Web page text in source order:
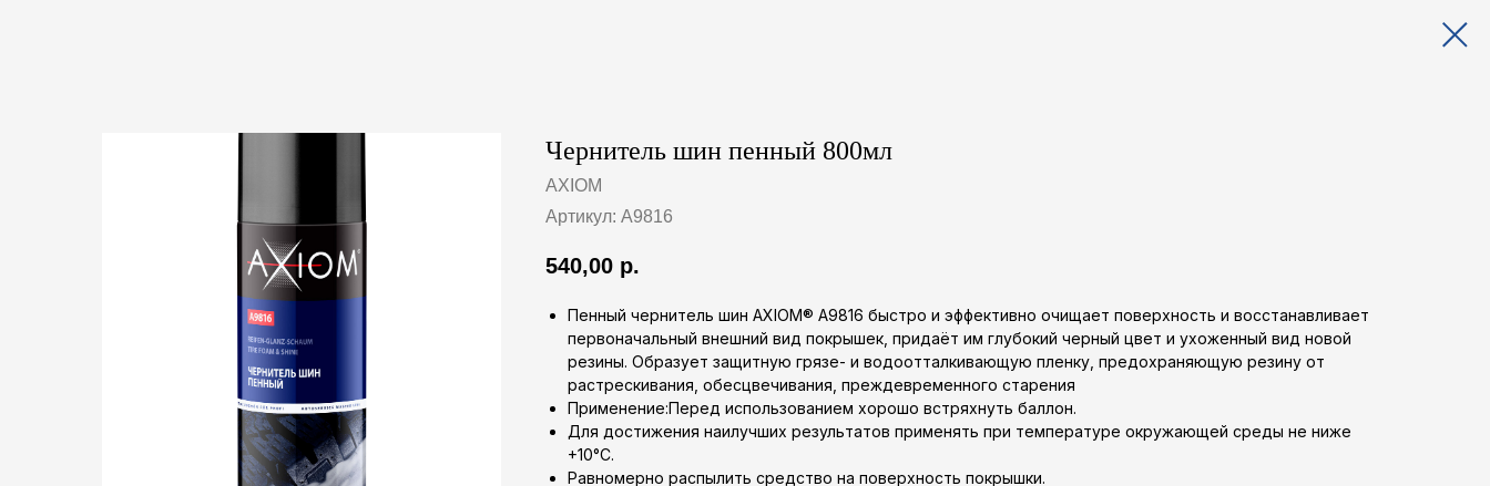
Чернитель шин пенный 800мл
AXIOM
Артикул: A9816
540,00 р.
Пенный чернитель шин AXIOM® A9816 быстро и эффективно очищает поверхность и восстанавливает
первоначальный внешний вид покрышек, придаёт им глубокий черный цвет и ухоженный вид новой
резины. Образует защитную грязе- и водоотталкивающую пленку, предохраняющую резину от
растрескивания, обесцвечивания, преждевременного старения
Применение:Перед использованием хорошо встряхнуть баллон.
Для достижения наилучших результатов применять при температуре окружающей среды не ниже
+10°С.
Равномерно распылить средство на поверхность покрышки.